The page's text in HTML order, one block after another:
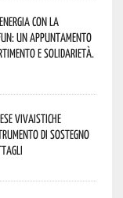
con la
un appuntamento
e solidarietà.
vivaistiche
di sostegno